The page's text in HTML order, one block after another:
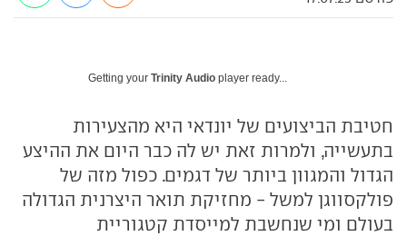
Getting your Trinity Audio player ready...
חטיבת הביצועים של יונדאי היא מהצעירות
בתעשייה, ולמרות זאת יש לה כבר היום את ההיצע
הגדול והמגוון ביותר של דגמים. כפול מזה של
פולקסווגן למשל - מחזיקת תואר היצרנית הגדולה
בעולם ומי שנחשבת למייסדת קטגוריית